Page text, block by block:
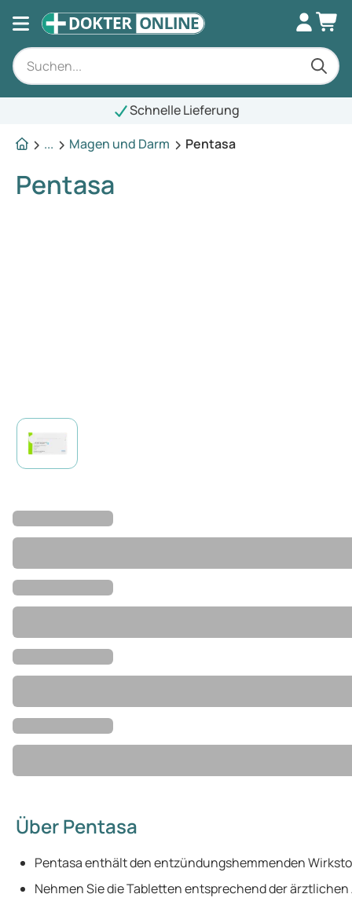
Schnelle Lieferung
...
Magen und Darm Pentasa
Pentasa
Über Pentasa
Pentasa enthält den entzündungshemmenden
Nehmen Sie die Tabletten entsprechend der